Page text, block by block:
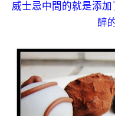
威士忌中間的就是添
醉